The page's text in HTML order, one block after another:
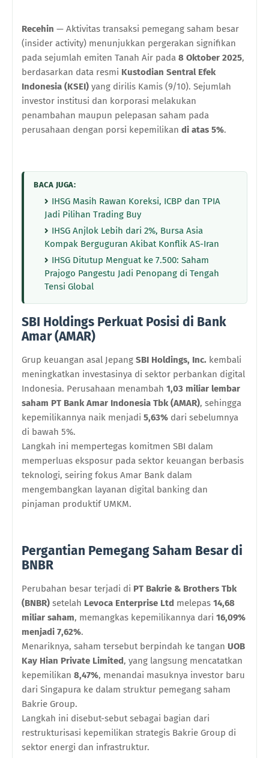
Recehin — Aktivitas transaksi pemegang saham besar
(insider activity) menunjukkan pergerakan signifikan
pada sejumlah emiten Tanah Air pada 8 Oktober 2025,
berdasarkan data resmi Kustodian Sentral Efek
Indonesia (KSEI) yang dirilis Kamis (9/10). Sejumlah
investor institusi dan korporasi melakukan
penambahan maupun pelepasan saham pada
perusahaan dengan porsi kepemilikan di atas 5%.
BACA JUGA:
IHSG Masih Rawan Koreksi, ICBP dan TPIA
Jadi Pilihan Trading Buy
IHSG Anjlok Lebih dari 2%, Bursa Asia
Kompak Berguguran Akibat Konflik AS-Iran
IHSG Ditutup Menguat ke 7.500: Saham
Prajogo Pangestu Jadi Penopang di Tengah
Tensi Global
SBI Holdings Perkuat Posisi di Bank
Amar (AMAR)
Grup keuangan asal Jepang SBI Holdings, Inc. kembali
meningkatkan investasinya di sektor perbankan digital
Indonesia. Perusahaan menambah 1,03 miliar lembar
saham PT Bank Amar Indonesia Tbk (AMAR), sehingga
kepemilikannya naik menjadi 5,63% dari sebelumnya
di bawah 5%.
Langkah ini mempertegas komitmen SBI dalam
memperluas eksposur pada sektor keuangan berbasis
teknologi, seiring fokus Amar Bank dalam
mengembangkan layanan digital banking dan
pinjaman produktif UMKM.
Pergantian Pemegang Saham Besar di
BNBR
Perubahan besar terjadi di PT Bakrie & Brothers Tbk
(BNBR) setelah Levoca Enterprise Ltd melepas 14,68
miliar saham, memangkas kepemilikannya dari 16,09%
menjadi 7,62%.
Menariknya, saham tersebut berpindah ke tangan UOB
Kay Hian Private Limited , yang langsung mencatatkan
kepemilikan 8,47%, menandai masuknya investor baru
dari Singapura ke dalam struktur pemegang saham
Bakrie Group.
Langkah ini disebut-sebut sebagai bagian dari
restrukturisasi kepemilikan strategis Bakrie Group di
sektor energi dan infrastruktur.